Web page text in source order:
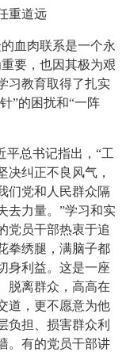
重道远
血肉联系是一个永
要，也因其极为艰
习教育取得了扎实
”的困扰和“一阵
平总书记指出，“工
决纠正不良风气，
们党和人民群众隔
去力量。”学习和实
党员干部热衷于追
拳绣腿，满脑子都
身利益。这是一座
脱离群众，高高在
道，更不愿意为他
负担、损害群众利
。有的党员干部讲